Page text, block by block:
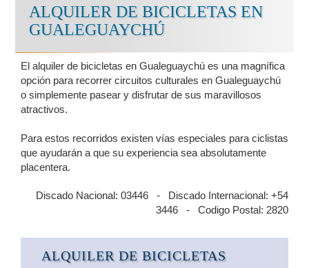
ALQUILER DE BICICLETAS EN
GUALEGUAYCHÚ
El alquiler de bicicletas en Gualeguaychú es una magnífica
opción para recorrer circuitos culturales en Gualeguaychú
o simplemente pasear y disfrutar de sus maravillosos
atractivos.
Para estos recorridos existen vías especiales para ciclistas
que ayudarán a que su experiencia sea absolutamente
placentera.
Discado Nacional: 03446 - Discado Internacional: +54
3446 - Codigo Postal: 2820
ALQUILER DE BICICLETAS